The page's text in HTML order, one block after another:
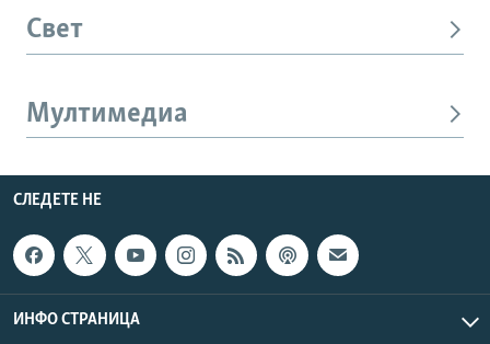
Свет
Мултимедиа
СЛЕДЕТЕ НЕ
ИНФО СТРАНИЦА